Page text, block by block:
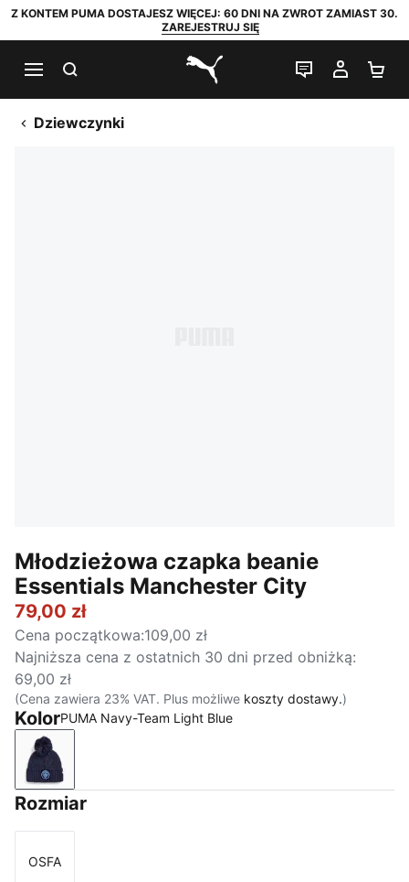
Z KONTEM PUMA DOSTAJESZ WIĘCEJ: 60 DNI NA ZWROT ZAMIAST 30.
ZAREJESTRUJ SIĘ
PUMA.com
CZAT NA
MOJE
Dziewczynki
Młodzieżowa czapka beanie
Essentials Manchester City
79,00 zł
Cena początkowa:109,00 zł
Najniższa cena z ostatnich 30 dni przed obniżką:
69,00 zł
(Cena zawiera 23% VAT. Plus możliwe koszty dostawy.)
KolorPUMA Navy-Team Light Blue
PUMA Navy-Team Light Blue
Rozmiar
Rozmiar
OSFA